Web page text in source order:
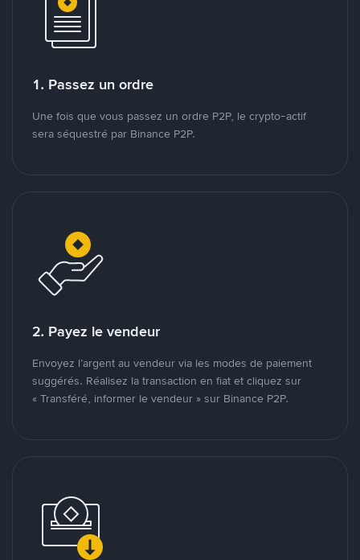
1. Passez un ordre
Une fois que vous passez un ordre P2P, le crypto-actif
sera séquestré par Binance P2P.
2. Payez le vendeur
Envoyez l’argent au vendeur via les modes de paiement
suggérés. Réalisez la transaction en fiat et cliquez sur
« Transféré, informer le vendeur » sur Binance P2P.